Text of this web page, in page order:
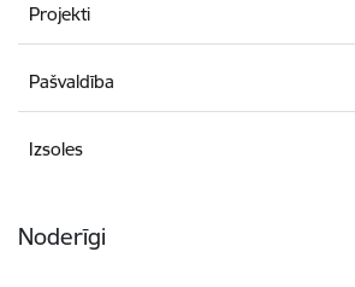
Projekti
Pašvaldība
Izsoles
Noderīgi